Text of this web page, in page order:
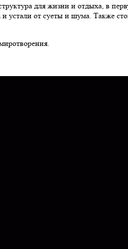
для жизни и отдыха, в
от суеты и шума. Также